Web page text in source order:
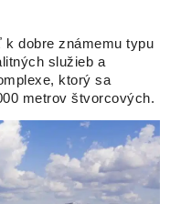
dobre známemu typu
služieb a
ktorý sa
metrov štvorcových.